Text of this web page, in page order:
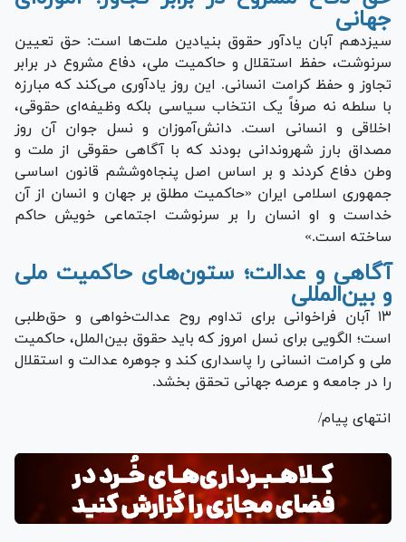
جهانی
سیزدهم آبان یادآور حقوق بنیادین ملت‌ها است: حق تعیین
سرنوشت، حفظ استقلال و حاکمیت ملی، دفاع مشروع در برابر
تجاوز و حفظ کرامت انسانی. این روز یادآوری می‌کند که مبارزه
با سلطه نه صرفاً یک انتخاب سیاسی بلکه وظیفه‌ای حقوقی،
اخلاقی و انسانی است. دانش‌آموزان و نسل جوان آن روز
مصداق بارز شهروندانی بودند که با آگاهی حقوقی از ملت و
وطن دفاع کردند و بر اساس اصل پنجاه‌وششم قانون اساسی
جمهوری اسلامی ایران «حاکمیت مطلق بر جهان و انسان از آن
خداست و او انسان را بر سرنوشت اجتماعی خویش حاکم
ساخته است.»
آگاهی و عدالت؛ ستون‌های حاکمیت ملی
و بین‌المللی
۱۳ آبان فراخوانی برای تداوم روح عدالت‌خواهی و حق‌طلبی
است؛ الگویی برای نسل امروز که باید حقوق بین‌الملل، حاکمیت
ملی و کرامت انسانی را پاسداری کند و جوهره عدالت و استقلال
را در جامعه و عرصه جهانی تحقق بخشد.
انتهای پیام/